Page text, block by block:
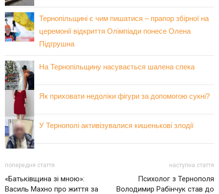
Тернопільщині є чим пишатися – прапор збірної на
церемонії відкриття Олімпіади понесе Олена
Підгрушна
На Тернопільщину насувається шалена спека
Як приховати недоліки фігури за допомогою сукні?
У Тернополі активізувалися кишенькові злодії
попередня стаття
«Батьківщина зі мною»:
Василь Махно про життя за
наступна стаття
Психолог з Тернополя
Володимир Рабінчук став до